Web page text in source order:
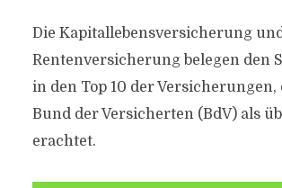
Die Kapitallebensversicherung
Rentenversicherung belegen den
in den Top 10 der Versicherungen,
Bund der Versicherten (BdV) als
erachtet.